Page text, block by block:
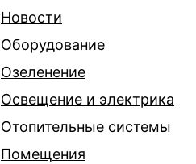
Новости
Оборудование
Озеленение
Освещение и электрика
Отопительные системы
Помещения